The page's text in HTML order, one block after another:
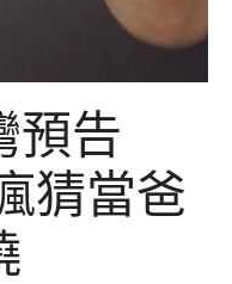
預告
猜當爸